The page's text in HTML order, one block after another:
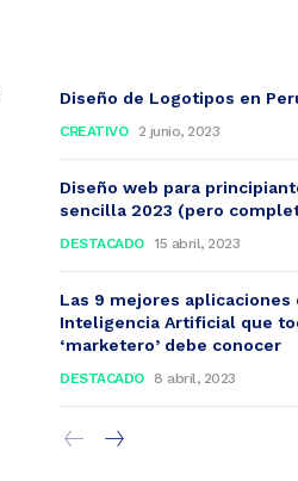
Diseño de Logotipos en
CREATIVO 2 junio, 2023
Diseño web para
sencilla 2023 (pero
DESTACADO 15 abril, 2023
Las 9 mejores aplicaciones
Inteligencia Artificial que
‘marketero’ debe conocer
DESTACADO 8 abril, 2023